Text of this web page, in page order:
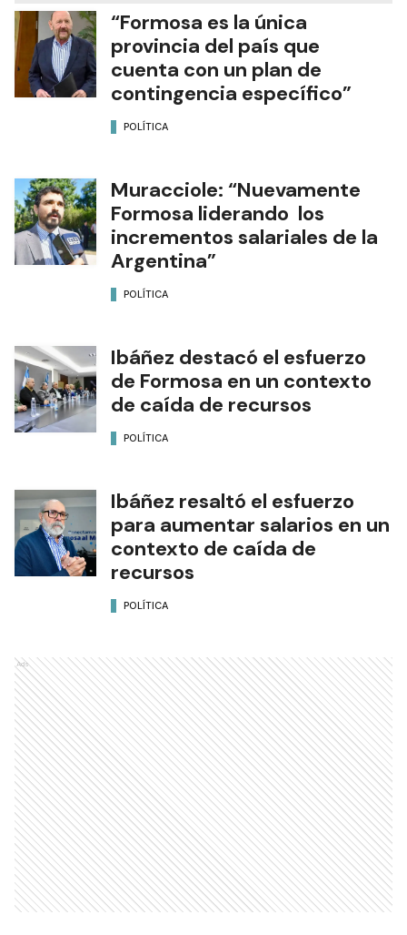
“Formosa es la única
provincia del país que
cuenta con un plan de
contingencia específico”
POLÍTICA
Muracciole: “Nuevamente
Formosa liderando los
incrementos salariales de la
Argentina”
POLÍTICA
Ibáñez destacó el esfuerzo
de Formosa en un contexto
de caída de recursos
POLÍTICA
Ibáñez resaltó el esfuerzo
para aumentar salarios en un
contexto de caída de
recursos
POLÍTICA
Ads